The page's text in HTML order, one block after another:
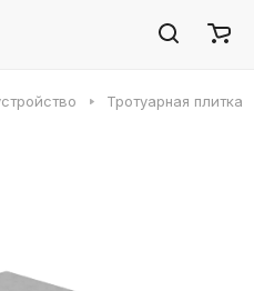
Тротуарная плитка